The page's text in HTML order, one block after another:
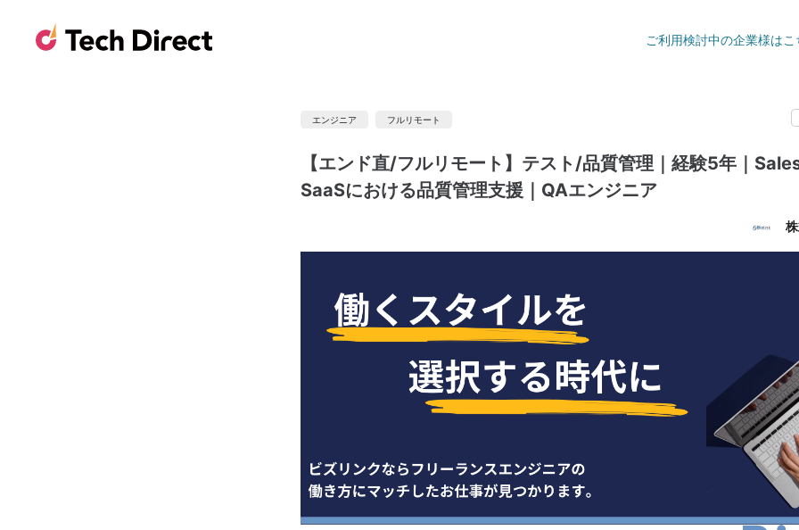
ご利用検討中の企業様はこ
エンジニア フルリモート
【エンド直/フルリモート】テスト/品質管理｜経験5年｜
SaaSにおける品質管理支援｜QAエンジニア